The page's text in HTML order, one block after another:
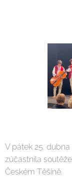
V pátek 25.
zúčastnila soutěže
Českém Těšíně.